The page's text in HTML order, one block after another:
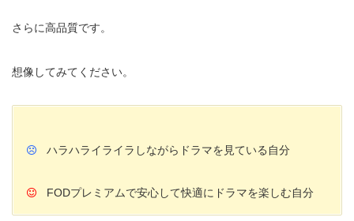
さらに高品質です。
想像してみてください。
ハラハライライラしながらドラマを見ている自分
FODプレミアムで安心して快適にドラマを楽しむ自分